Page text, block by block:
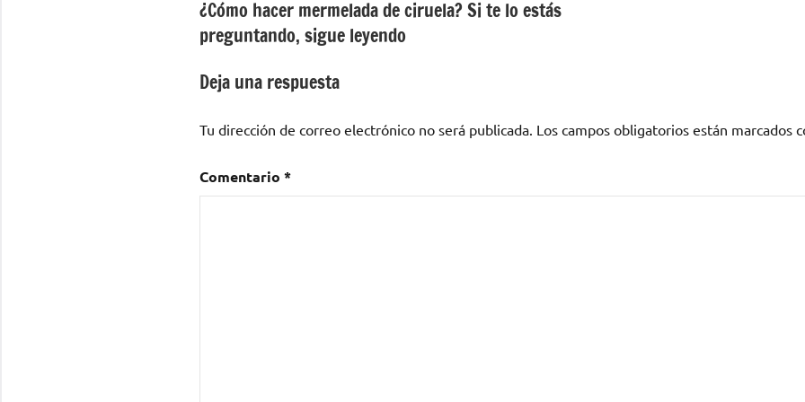
de
entradas
¿Cómo hacer mermelada de ciruela? Si te lo estás
preguntando, sigue leyendo
Deja una respuesta
Tu dirección de correo electrónico no será publicada. Los campos obligatorios están marcados
Comentario *